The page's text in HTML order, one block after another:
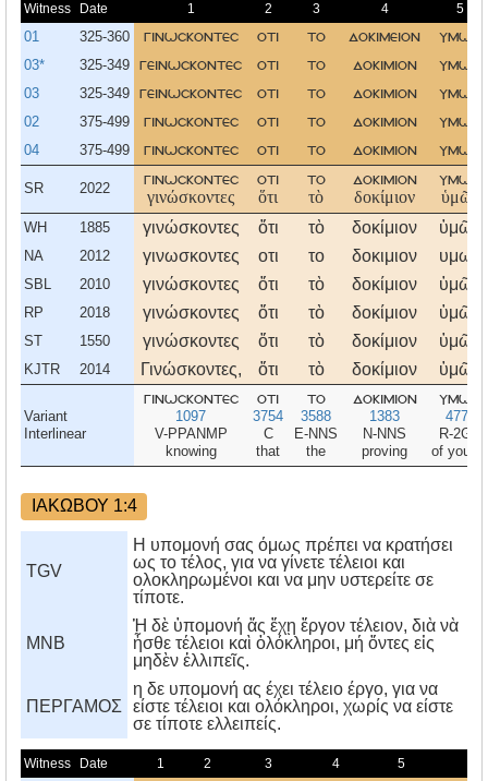
Witness Date 1 2 3 4 5
01 325-360 γινωσκοντεσ οτι το δοκιμειον υμων
03* 325-349 γεινωσκοντεσ οτι το δοκιμιον υμων
03 325-349 γεινωσκοντεσ οτι το δοκιμιον υμων
02 375-499 γινωσκοντεσ οτι το δοκιμιον υμω
04 375-499 γινωσκοντεσ οτι το δοκιμιον υμων
SR 2022
γινωσκοντεσ
γινώσκοντες
οτι
ὅτι
το
τὸ
δοκιμιον
δοκίμιον
υμων
ὑμῶν
WH 1885 γινώσκοντες ὅτι τὸ δοκίμιον ὑμῶν
NA 2012 γινωσκοντες οτι το δοκιμιον υμων
SBL 2010 γινώσκοντες ὅτι τὸ δοκίμιον ὑμῶν
RP 2018 γινώσκοντες ὅτι τὸ δοκίμιον ὑμῶν
ST 1550 γινώσκοντες ὅτι τὸ δοκίμιον ὑμῶν
KJTR 2014 Γινώσκοντες, ὅτι τὸ δοκίμιον ὑμῶν
Variant
Interlinear
γινωσκοντεσ
1097
V-PPANMP
knowing
οτι
3754
C
that
το
3588
E-NNS
the
δοκιμιον
1383
N-NNS
proving
υμων
4771
R-2GP
of you all
ΙΑΚΩΒΟΥ 1:4
TGV
Η υπομονή σας όμως πρέπει να κρατήσει
ως το τέλος, για να γίνετε τέλειοι και
ολοκληρωμένοι και να μην υστερείτε σε
τίποτε.
MNB
Ἡ δὲ ὑπομονή ἄς ἔχῃ ἔργον τέλειον, διὰ νὰ
ἦσθε τέλειοι καὶ ὁλόκληροι, μή ὄντες εἰς
μηδὲν ἐλλιπεῖς.
ΠΕΡΓΑΜΟΣ
η δε υπομονή ας έχει τέλειο έργο, για να
είστε τέλειοι και ολόκληροι, χωρίς να είστε
σε τίποτε ελλειπείς.
Witness Date 1 2 3 4 5